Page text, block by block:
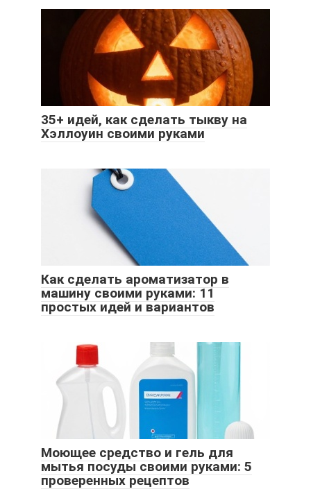
35+ идей, как сделать тыкву на
Хэллоуин своими руками
Как сделать ароматизатор в
машину своими руками: 11
простых идей и вариантов
Моющее средство и гель для
мытья посуды своими руками: 5
проверенных рецептов